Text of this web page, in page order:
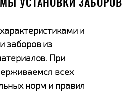
УСТАНОВКИ ЗАБОРОВ
и
заборов из
При
всех
норм и правил